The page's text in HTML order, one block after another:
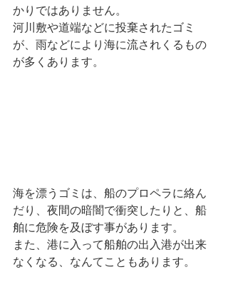
かりではありません。
河川敷や道端などに投棄されたゴミ
が、雨などにより海に流されくるもの
が多くあります。
海を漂うゴミは、船のプロペラに絡ん
だり、夜間の暗闇で衝突したりと、船
舶に危険を及ぼす事があります。
また、港に入って船舶の出入港が出来
なくなる、なんてこともあります。